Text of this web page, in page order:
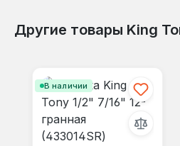
Другие товары King
В наличии